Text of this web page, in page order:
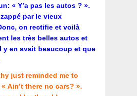
« Y’a pas les autos ? ».
par le vieux
on rectifie et voilà
les très belles autos et
y en avait beaucoup et que
just reminded me to
Ain’t there no cars? ».